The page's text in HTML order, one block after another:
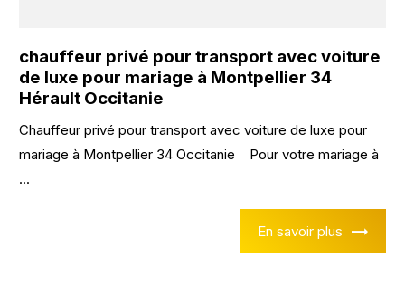
chauffeur privé pour transport avec voiture
de luxe pour mariage à Montpellier 34
Hérault Occitanie
Chauffeur privé pour transport avec voiture de luxe pour
mariage à Montpellier 34 Occitanie Pour votre mariage à
...
En savoir plus